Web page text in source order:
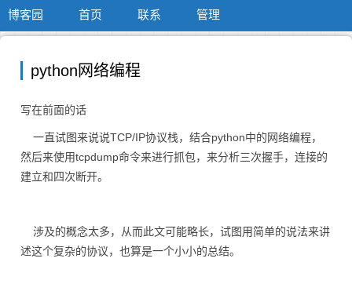
博客园 首页 联系 管理
python网络编程
写在前面的话
一直试图来说说TCP/IP协议栈，结合python中的网络编程，
然后来使用tcpdump命令来进行抓包，来分析三次握手，连接的
建立和四次断开。
涉及的概念太多，从而此文可能略长，试图用简单的说法来讲
述这个复杂的协议，也算是一个小小的总结。